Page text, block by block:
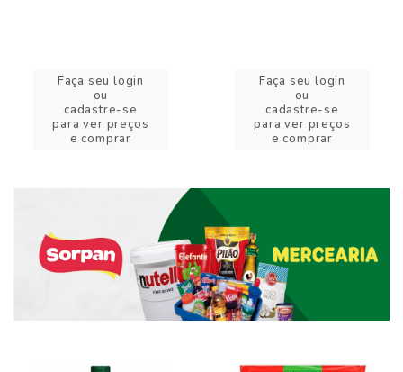
Faça seu login
ou
cadastre-se
para ver preços
e comprar
Faça seu login
ou
cadastre-se
para ver preços
e comprar